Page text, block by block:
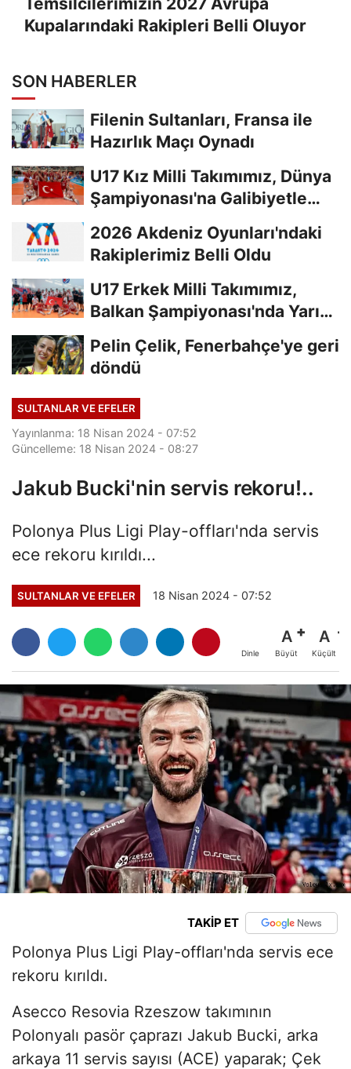
Kupalarındaki Rakipleri Belli Oluyor
SON HABERLER
Filenin Sultanları, Fransa ile
Hazırlık Maçı Oynadı
U17 Kız Milli Takımımız, Dünya
Şampiyonası'na Galibiyetle
2026 Akdeniz Oyunları'ndaki
Rakiplerimiz Belli Oldu
U17 Erkek Milli Takımımız,
Balkan Şampiyonası'nda Yarı
Pelin Çelik, Fenerbahçe'ye geri
döndü
SULTANLAR VE EFELER
Yayınlanma: 18 Nisan 2024 - 07:52
Güncelleme: 18 Nisan 2024 - 08:27
Jakub Bucki'nin servis rekoru!..
Polonya Plus Ligi Play-offları'nda servis
ece rekoru kırıldı...
SULTANLAR VE EFELER 18 Nisan 2024 - 07:52
Dinle
A
Büyüt
A
Küçült
TAKİP ET
Polonya Plus Ligi Play-offları'nda servis ece
rekoru kırıldı.
Asecco Resovia Rzeszow takımının
Polonyalı pasör çaprazı Jakub Bucki, arka
arkaya 11 servis sayısı (ACE) yaparak; Çek